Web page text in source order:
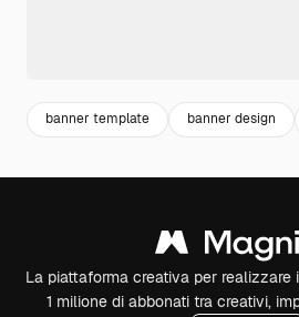
banner template banner design
La piattaforma creativa per realizzare
1 milione di abbonati tra creativi,